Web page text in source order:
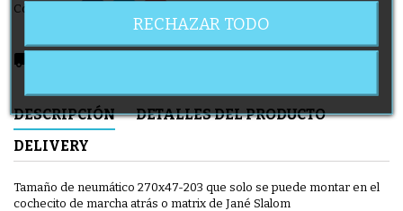
Compartir
local_shipping
DESCRIPCIÓN
DETALLES DEL PRODUCTO
DELIVERY
Tamaño de neumático 270x47-203 que solo se puede montar en el
cochecito de marcha atrás o matrix de Jané Slalom
RECHAZAR TODO